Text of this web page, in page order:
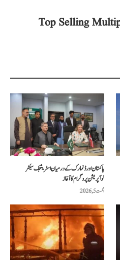
پاکستان اور ڈنمارک کے درمیان اسٹریٹجک سیکٹر
کوآپریشن پروگرام کا آغاز
اگست 5, 2026